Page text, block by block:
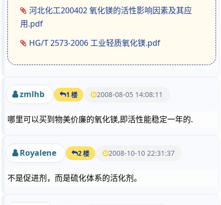
河北化工200402 氧化镁的活性影响因素及其应
用.pdf
HG/T 2573-2006 工业轻质氧化镁.pdf
zmlhb 1 楼 2008-08-05 14:08:11
哪里可以买到物美价廉的氧化镁,即活性能稳定一年的.
Royalene 2 楼 2008-10-10 22:31:37
不是促进剂，而是硫化体系的活化剂。